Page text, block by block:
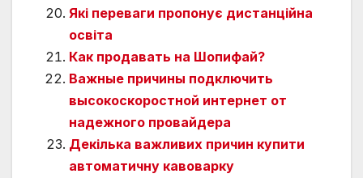
Які переваги пропонує дистанційна
освіта
Как продавать на Шопифай?
Важные причины подключить
высокоскоростной интернет от
надежного провайдера
Декілька важливих причин купити
автоматичну кавоварку